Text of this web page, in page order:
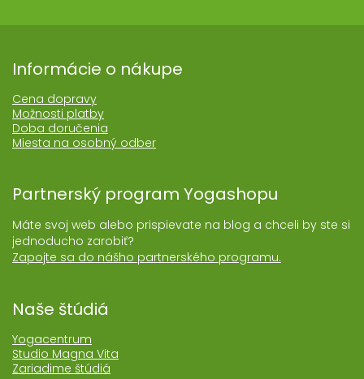
Informácie o nákupe
Cena dopravy
Možnosti platby
Doba doručenia
Miesta na osobný odber
Partnerský program Yogashopu
Máte svoj web alebo prispievate na blog a chceli by ste si
jednoducho zarobiť?
Zapojte sa do nášho partnerského programu.
Naše štúdiá
Yogacentrum
Studio Magna Vita
Zariadime štúdiá